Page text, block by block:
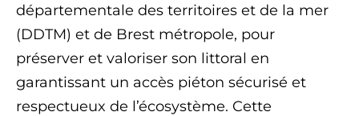
départementale des territoires et de la mer
(DDTM) et de Brest métropole, pour
préserver et valoriser son littoral en
garantissant un accès piéton sécurisé et
respectueux de l’écosystème. Cette